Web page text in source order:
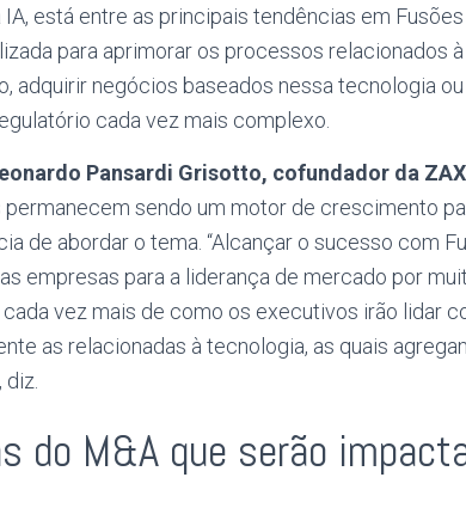
IA, está entre as principais tendências em
para aprimorar os processos relacionados
adquirir negócios baseados nessa tecnologia
cada vez mais complexo.
Pansardi Grisotto, cofundador da
sendo um motor de crescimento
de abordar o tema. “Alcançar o sucesso com
empresas para a liderança de mercado por
vez mais de como os executivos irão lidar
as relacionadas à tecnologia, as quais
do M&A que serão